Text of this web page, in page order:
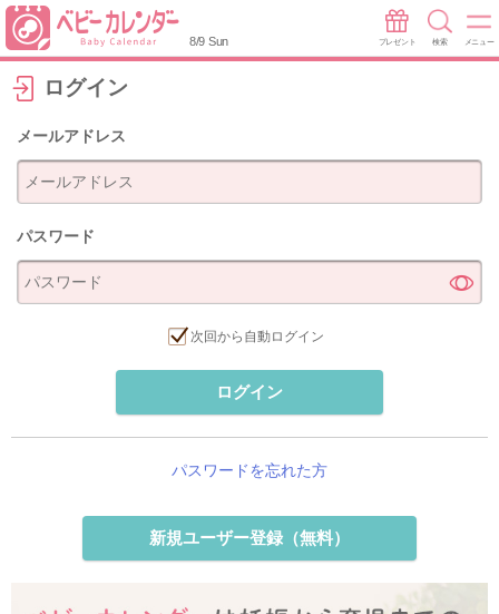
8/9 Sun プレゼント 検索 メニュー
ログイン
メールアドレス
パスワード
次回から自動ログイン
ログイン
パスワードを忘れた方
新規ユーザー登録（無料）